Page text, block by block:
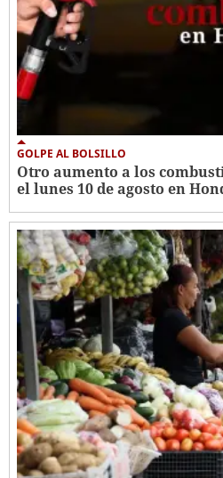
GOLPE AL BOLSILLO
Otro aumento a los
el lunes 10 de agosto en